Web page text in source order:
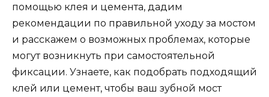
помощью клея и цемента, дадим
рекомендации по правильной уходу за мостом
и расскажем о возможных проблемах, которые
могут возникнуть при самостоятельной
фиксации. Узнаете, как подобрать подходящий
клей или цемент, чтобы ваш зубной мост